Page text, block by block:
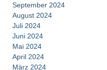
September 2024
August 2024
Juli 2024
Juni 2024
Mai 2024
April 2024
März 2024